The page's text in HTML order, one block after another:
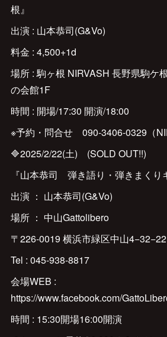
根』
出演 : 山本恭司(G&Vo)
料金 : 4,500+1d
場所 : 駒ヶ根 NIRVASH 長野県駒ケ
の会館1F
時間 : 開場/17:30 開演/18:00
※予約・問合せ 090-3406-0329（
🔷2025/2/22(土) (SOLD OUT!!)
『山本恭司 弾き語り・弾きまくり
出演 ： 山本恭司(G&Vo)
場所 ： 中山Gattolibero
〒226-0019 横浜市緑区中山4−32−22
Tel : 045-938-8817
会場WEB :
https://www.facebook.com/
時間 : 15:30開場16:00開演